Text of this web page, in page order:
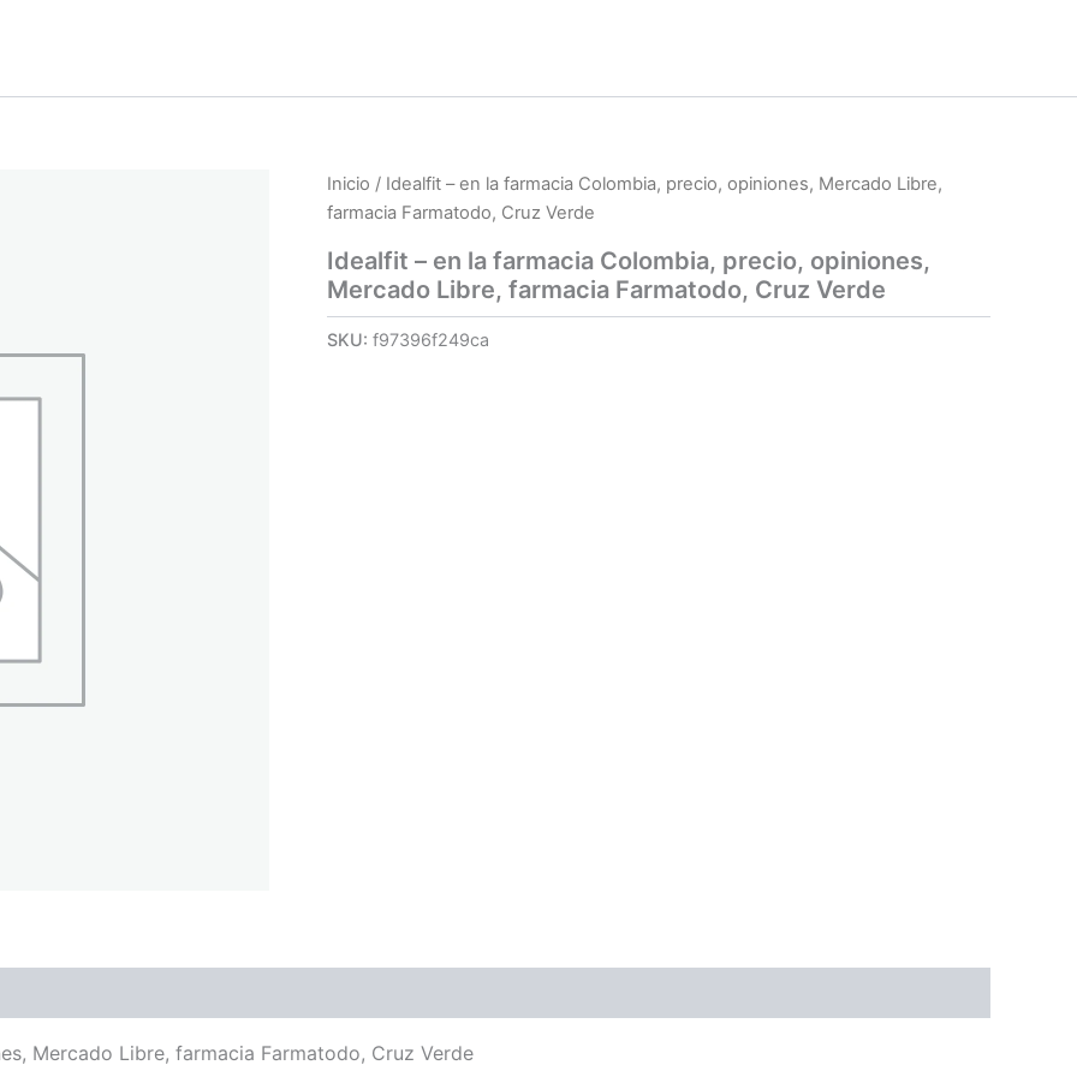
Inicio / Idealfit – en la farmacia Colombia, precio, opiniones, Mercado Libre,
farmacia Farmatodo, Cruz Verde
Idealfit – en la farmacia Colombia, precio, opiniones,
Mercado Libre, farmacia Farmatodo, Cruz Verde
SKU: f97396f249ca
Mercado Libre, farmacia Farmatodo, Cruz Verde